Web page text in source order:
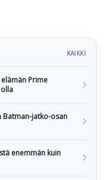
KAIKKI
Prime
Batman-jatko-osan
enemmän kuin